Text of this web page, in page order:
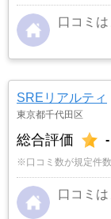
口コミ
SREリアルティ
東京都千代田区
総合評価 -
※口コミ数が規定件
口コミ